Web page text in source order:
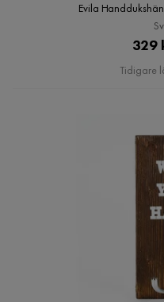
Evila
329
Tidigare